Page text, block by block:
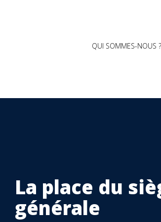
QUI SOMMES-NOUS ?
La place du
générale